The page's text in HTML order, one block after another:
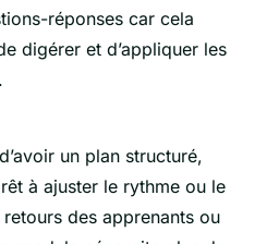
réponses car cela
digérer et d’appliquer les
un plan structuré,
à ajuster le rythme ou le
des apprenants ou